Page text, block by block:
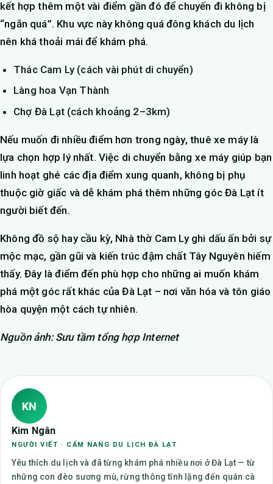
kết hợp thêm một vài điểm gần đó để chuyến đi không bị
“ngắn quá”. Khu vực này không quá đông khách du lịch
nên khá thoải mái để khám phá.
Thác Cam Ly (cách vài phút di chuyển)
Làng hoa Vạn Thành
Chợ Đà Lạt (cách khoảng 2–3km)
Nếu muốn đi nhiều điểm hơn trong ngày, thuê xe máy là
lựa chọn hợp lý nhất. Việc di chuyển bằng xe máy giúp bạn
linh hoạt ghé các địa điểm xung quanh, không bị phụ
thuộc giờ giấc và dễ khám phá thêm những góc Đà Lạt ít
người biết đến.
Không đồ sộ hay cầu kỳ, Nhà thờ Cam Ly ghi dấu ấn bởi sự
mộc mạc, gần gũi và kiến trúc đậm chất Tây Nguyên hiếm
thấy. Đây là điểm đến phù hợp cho những ai muốn khám
phá một góc rất khác của Đà Lạt – nơi văn hóa và tôn giáo
hòa quyện một cách tự nhiên.
Nguồn ảnh: Sưu tầm tổng hợp Internet
KN
Kim Ngân
NGƯỜI VIẾT · CẨM NANG DU LỊCH ĐÀ LẠT
Yêu thích du lịch và đã từng khám phá nhiều nơi ở Đà Lạt — từ
những con đèo sương mù, rừng thông tĩnh lặng đến quán cà